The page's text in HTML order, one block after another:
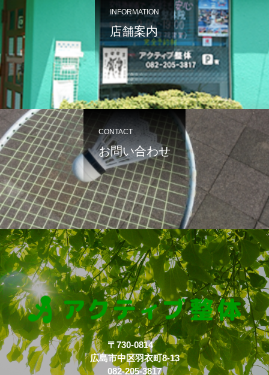
INFORMATION
店舗案内
CONTACT
お問い合わせ
〒730-0814
広島市中区羽衣町8-13
082-205-3817